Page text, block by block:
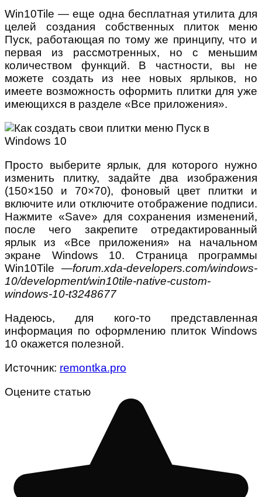
Win10Tile — еще одна бесплатная утилита для
целей создания собственных плиток меню
Пуск, работающая по тому же принципу, что и
первая из рассмотренных, но с меньшим
количеством функций. В частности, вы не
можете создать из нее новых ярлыков, но
имеете возможность оформить плитки для уже
имеющихся в разделе «Все приложения».
Просто выберите ярлык, для которого нужно
изменить плитку, задайте два изображения
(150×150 и 70×70), фоновый цвет плитки и
включите или отключите отображение подписи.
Нажмите «Save» для сохранения изменений,
после чего закрепите отредактированный
ярлык из «Все приложения» на начальном
экране Windows 10. Страница программы
Win10Tile —forum.xda-developers.com/windows-
10/development/win10tile-native-custom-
windows-10-t3248677
Надеюсь, для кого-то представленная
информация по оформлению плиток Windows
10 окажется полезной.
Источник: remontka.pro
Оцените статью